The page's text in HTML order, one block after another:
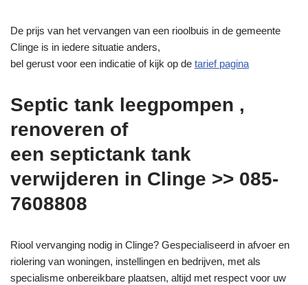
De prijs van het vervangen van een rioolbuis in de gemeente
Clinge is in iedere situatie anders,
bel gerust voor een indicatie of kijk op de tarief pagina
Septic tank leegpompen ,
renoveren of
een septictank tank
verwijderen in Clinge >> 085-
7608808
Riool vervanging nodig in Clinge? Gespecialiseerd in afvoer en
riolering van woningen, instellingen en bedrijven, met als
specialisme onbereikbare plaatsen, altijd met respect voor uw